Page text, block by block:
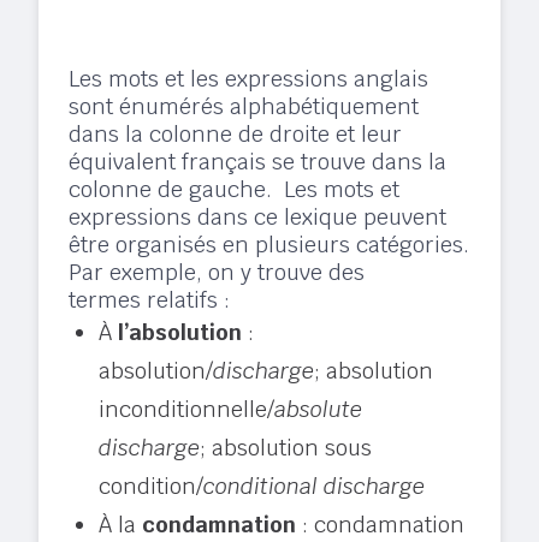
Les mots et les expressions anglais
sont énumérés alphabétiquement
dans la colonne de droite et leur
équivalent français se trouve dans la
colonne de gauche. Les mots et
expressions dans ce lexique peuvent
être organisés en plusieurs catégories.
Par exemple, on y trouve des
termes relatifs :
À l’absolution :
absolution/discharge; absolution
inconditionnelle/absolute
discharge; absolution sous
condition/conditional discharge
À la condamnation : condamnation